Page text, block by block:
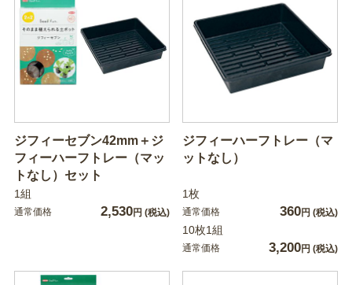
ジフィーセブン42mm＋ジ
フィーハーフトレー（マッ
トなし）セット
1組
通常価格 2,530円 (税込)
ジフィーハーフトレー（マ
ットなし）
1枚
通常価格 360円 (税込)
10枚1組
通常価格 3,200円 (税込)